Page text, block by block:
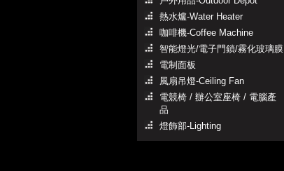
熱水爐-Water Heater
咖啡機-Coffee Machine
智能燈光/電子門鎖/霧化玻璃膜
電制面板
風扇吊燈-Ceiling Fan
電競椅 / 辦公室座椅 / 電腦產
品
燈飾部-Lighting